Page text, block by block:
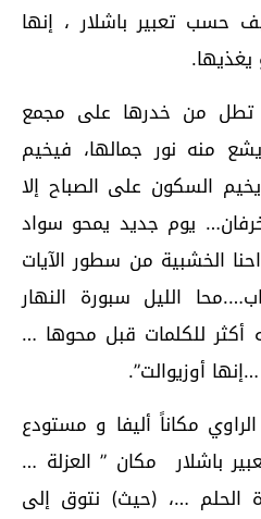
حسب تعبير باشلار ، إنها
تطل من خدرها على مجمع
منه نور جمالها، فيخيم
السكون على الصباح إلا
يوم جديد يمحو سواد
الخشبية من سطور الآيات
الليل سبورة النهار
أكثر للكلمات قبل محوها …
أوزيوالت”.
مكاناً أليفا و مستودع
باشلار مكان ” العزلة …
الحلم …، (حيث) نتوق إلى